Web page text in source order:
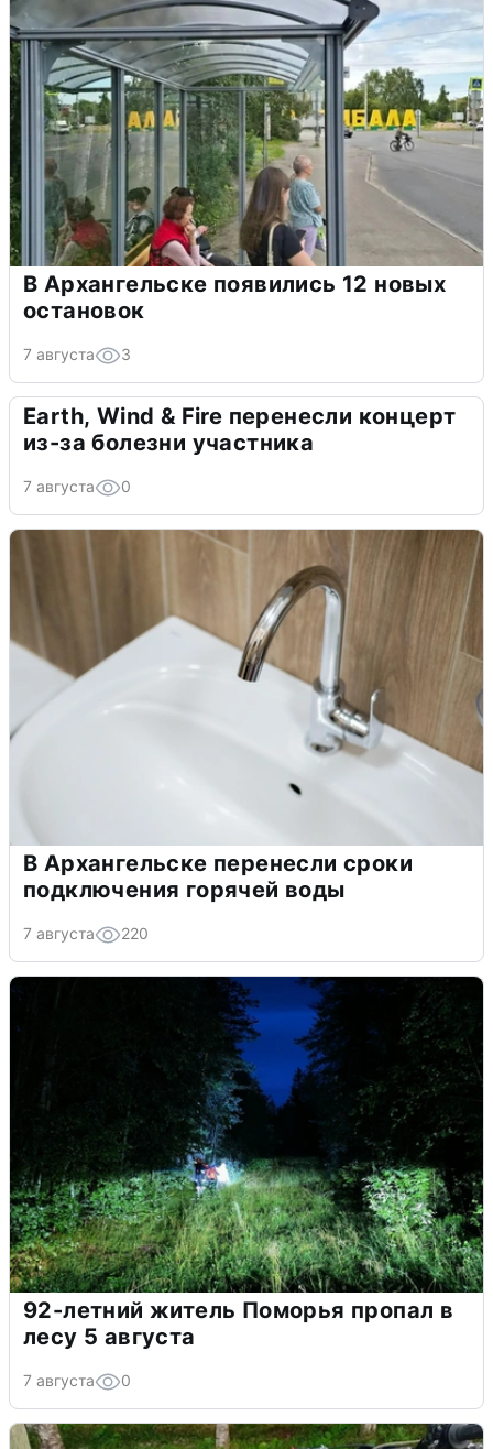
В Архангельске появились 12 новых
остановок
7 августа 3
Earth, Wind & Fire перенесли концерт
из-за болезни участника
7 августа 0
В Архангельске перенесли сроки
подключения горячей воды
7 августа 220
92-летний житель Поморья пропал в
лесу 5 августа
7 августа 0